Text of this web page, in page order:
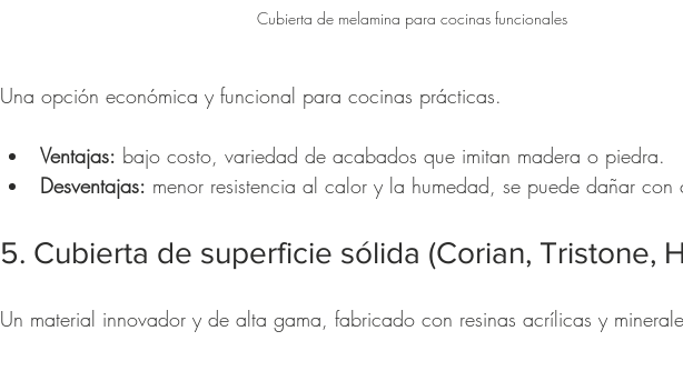
Cubierta de melamina para cocinas funcionales
Una opción económica y funcional para cocinas prácticas.
Ventajas: bajo costo, variedad de acabados que imitan madera o piedra.
Desventajas: menor resistencia al calor y la humedad, se puede dañar con
5. Cubierta de superficie sólida (Corian, Tristone,
Un material innovador y de alta gama, fabricado con resinas acrílicas y